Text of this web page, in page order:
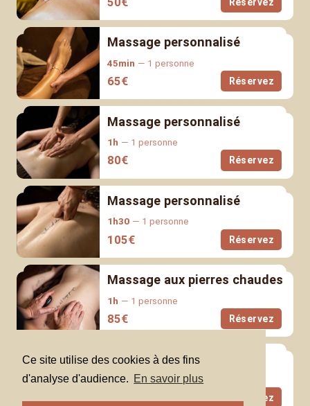
Ce site utilise des cookies à des fins
d'analyse d'audience. En savoir plus
Massage personnalisé
45min 1 personne
65€ Réservez
Massage personnalisé
1h 1 personne
80€ Réservez
Massage personnalisé
1h30 1 personne
105€ Réservez
Massage aux pierres chaudes
1h 1 personne
85€ Réservez
Massage à 4 mains
1h 1 personne
129€ Réservez